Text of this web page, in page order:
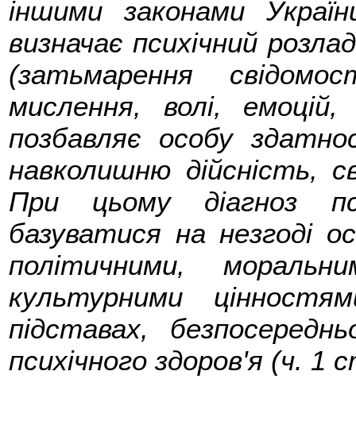
іншими законами
визначає психічний
(затьмарення
мислення, волі,
позбавляє особу
навколишню дійсність,
При цьому діагноз
базуватися на незгоді
політичними,
культурними
підставах,
психічного здоров'я (ч. 1